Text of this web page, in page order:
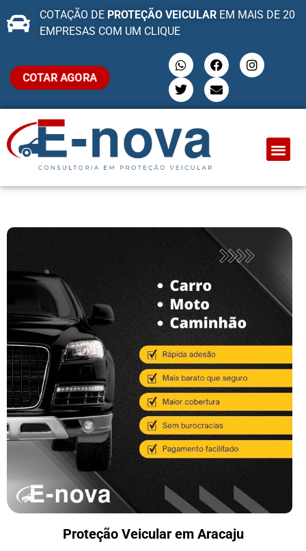
COTAÇÃO DE PROTEÇÃO VEICULAREM MAIS DE 20
EMPRESAS COM UM CLIQUE
COTAR AGORA
Proteção Veicular em Aracaju